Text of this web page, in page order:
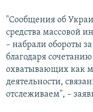
"Сообщения об
средства массовой
– набрали обороты
благодаря
охватывающих как
деятельности,
отслеживаем", –